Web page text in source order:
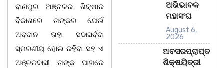
ବାଣପୁର ଅଞ୍ଚଳର ଶିକ୍ଷାର
ବିକାଶରେ ତାଙ୍କର ଯେଉଁ
ଅବଦାନ ତାହା ସଦାସର୍ବଦା
ସ୍ମରଣୀୟ ହୋଇ ରହିବା ସହ ଏ
ଅଞ୍ଚଳବାସୀ ତାଙ୍କ ପାଖରେ
ଅଭିଭାବକ
ମହାସଂଘ
August 6,
2026
ଅବସରପ୍ରାପ୍ତ
ଶିକ୍ଷୟିତ୍ରୀ